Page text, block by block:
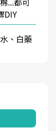
DIY
、白藥